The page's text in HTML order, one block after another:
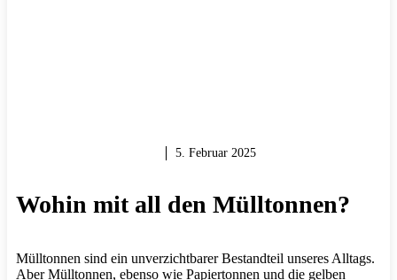
5. Februar 2025
Wohin mit all den Mülltonnen?
Mülltonnen sind ein unverzichtbarer Bestandteil unseres Alltags.
Aber Mülltonnen, ebenso wie Papiertonnen und die gelben